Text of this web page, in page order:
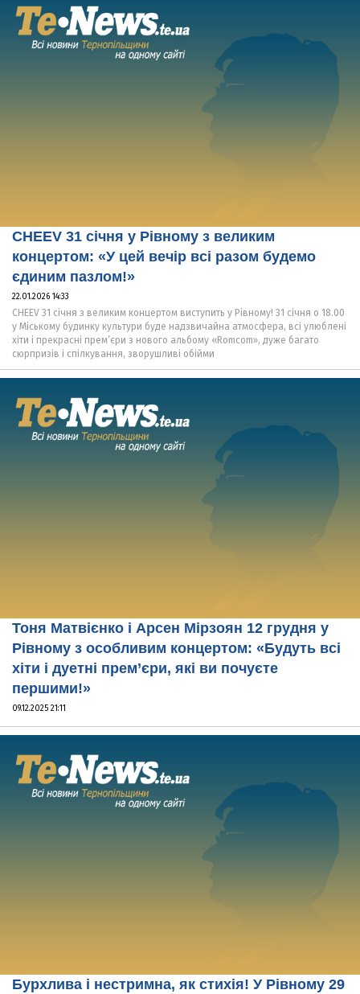
CHEEV 31 січня у Рівному з великим
концертом: «У цей вечір всі разом будемо
єдиним пазлом!»
22.01.2026 14:33
CHEEV 31 січня з великим концертом виступить у Рівному! 31 січня о 18.00
у Міському будинку культури буде надзвичайна атмосфера, всі улюблені
хіти і прекрасні прем’єри з нового альбому «Romcom», дуже багато
сюрпризів і спілкування, зворушливі обійми
Тоня Матвієнко і Арсен Мірзоян 12 грудня у
Рівному з особливим концертом: «Будуть всі
хіти і дуетні прем’єри, які ви почуєте
першими!»
09.12.2025 21:11
Бурхлива і нестримна, як стихія! У Рівному 29